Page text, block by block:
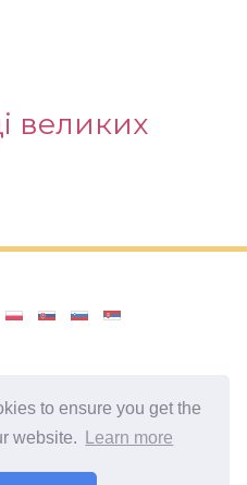
to ensure you get the
website.
Learn more
великих
з усього світу. Статті
ситуаціях.
життя сучасного